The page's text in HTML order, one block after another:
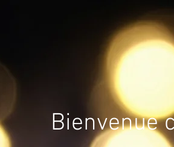
Bienvenue